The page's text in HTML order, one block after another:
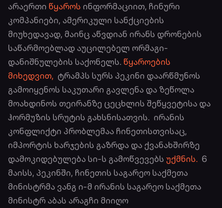
არაერთი წყაროს ინფორმაციით, ჩინური
კომპანიები, ამერიკული სანქციების
მიუხედავად, მაინც აწვდიან ირანს დრონების
საწარმოებლად აუცილებელ ორმაგი-
დანიშნულების საქონელს. წყაროების
მიხედვით, ტრამპს სურს პეკინი დაარწმუნოს
გამოიყენოს საკუთარი გავლენა და ზეწოლა
მოახდინოს თეირანზე ცეცხლის შეწყვეტისა და
ჰორმუზის სრუტის გახსნისათვის. ირანის
კონფლიქტი პრობლემაა ჩინეთისთვისაც,
იმპორტის ხარჯების გაზრდა და ქვანახშირზე
დამოკიდებულება სი-ს გამოწვევებს უქმნის. 6
მაისს, პეკინში, ჩინეთის საგარეო საქმეთა
მინისტრმა ვანგ ი-მ ირანის საგარეო საქმეთა
მინისტრ აბას არაგჩი მიიღო